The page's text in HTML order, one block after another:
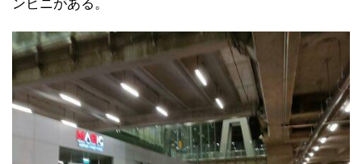
ンビニがある。